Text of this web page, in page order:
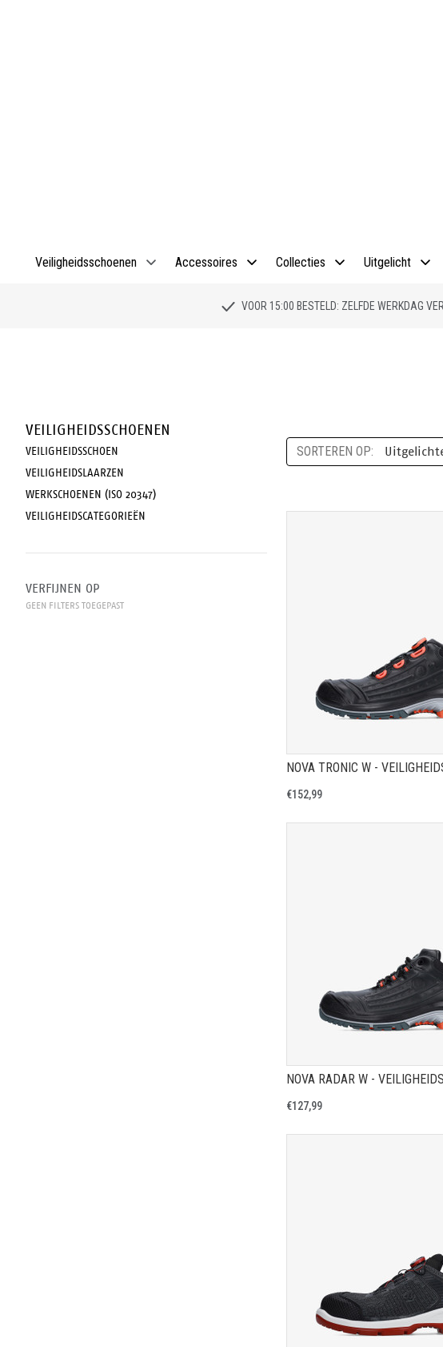
Veiligheidsschoenen Accessoires Collecties Uitgelicht
VOOR 15:00 BESTELD: ZELFDE WERKDAG
VEILIGHEIDSSCHOENEN
VEILIGHEIDSSCHOEN
VEILIGHEIDSLAARZEN
WERKSCHOENEN (ISO 20347)
VEILIGHEIDSCATEGORIEËN
VERFIJNEN OP
GEEN FILTERS TOEGEPAST
SORTEREN OP:
TOON
NOVA TRONIC W -
€152,99
TOON
NOVA RADAR W -
€127,99
TOON